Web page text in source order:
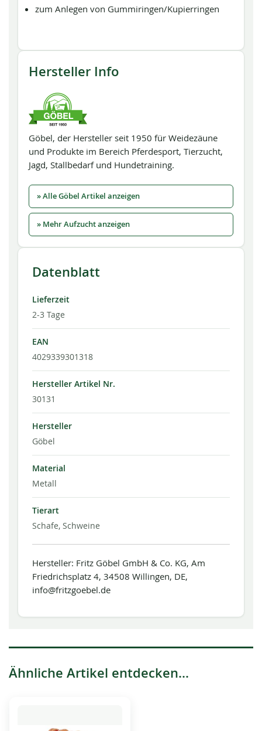
zum Anlegen von Gummiringen/Kupierringen
Hersteller Info
Göbel, der Hersteller seit 1950 für Weidezäune
und Produkte im Bereich Pferdesport, Tierzucht,
Jagd, Stallbedarf und Hundetraining.
» Alle Göbel Artikel anzeigen
» Mehr Aufzucht anzeigen
Datenblatt
Lieferzeit
2-3 Tage
EAN
4029339301318
Hersteller Artikel Nr.
30131
Hersteller
Göbel
Material
Metall
Tierart
Schafe, Schweine
Hersteller: Fritz Göbel GmbH & Co. KG, Am
Friedrichsplatz 4, 34508 Willingen, DE,
info@fritzgoebel.de
Ähnliche Artikel entdecken...